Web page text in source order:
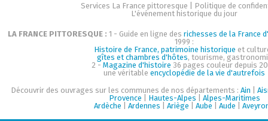
Services La France pittoresque
Politique de
L'événement historique du jour
LA FRANCE PITTORESQUE : 1 - Guide en ligne des richesses de la France
1999 :
Histoire de France, patrimoine historique et
gîtes et chambres d'hôtes, tourisme,
2 - Magazine d'histoire 36 pages couleur depuis
une véritable encyclopédie de la vie d'autrefois
Découvrir des ouvrages sur les communes de nos départements : Ain
Provence
Hautes-Alpes
Alpes-Maritimes
Ardèche
Ardennes Ariège Aube Aude